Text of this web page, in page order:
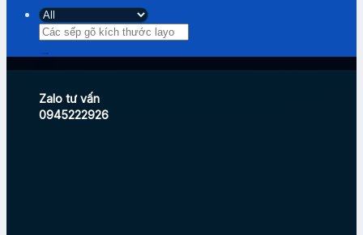
Zalo tư vấn
0945222926
Tìm
kiếm: